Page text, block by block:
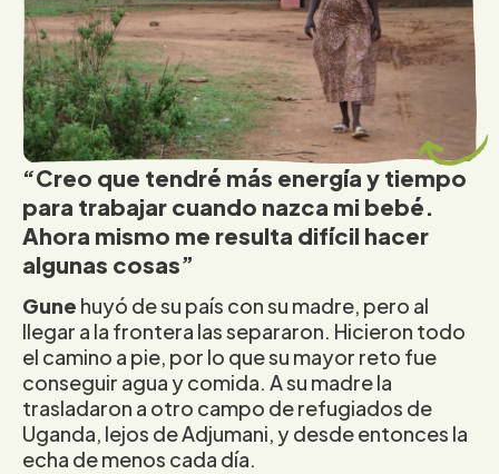
“Creo que tendré más energía y tiempo
para trabajar cuando nazca mi bebé.
Ahora mismo me resulta difícil hacer
algunas cosas”
Gune huyó de su país con su madre, pero al
llegar a la frontera las separaron. Hicieron todo
el camino a pie, por lo que su mayor reto fue
conseguir agua y comida. A su madre la
trasladaron a otro campo de refugiados de
Uganda, lejos de Adjumani, y desde entonces la
echa de menos cada día.